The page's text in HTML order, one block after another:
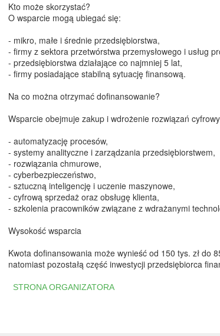
Kto może skorzystać?
O wsparcie mogą ubiegać się:
- mikro, małe i średnie przedsiębiorstwa,
- firmy z sektora przetwórstwa przemysłowego i usług
- przedsiębiorstwa działające co najmniej 5 lat,
- firmy posiadające stabilną sytuację finansową.
Na co można otrzymać dofinansowanie?
Wsparcie obejmuje zakup i wdrożenie rozwiązań
- automatyzację procesów,
- systemy analityczne i zarządzania przedsiębiorstwem,
- rozwiązania chmurowe,
- cyberbezpieczeństwo,
- sztuczną inteligencję i uczenie maszynowe,
- cyfrową sprzedaż oraz obsługę klienta,
- szkolenia pracowników związane z wdrażanymi
Wysokość wsparcia
Kwota dofinansowania może wynieść od 150 tys. zł do
natomiast pozostałą część inwestycji przedsiębiorca
STRONA ORGANIZATORA